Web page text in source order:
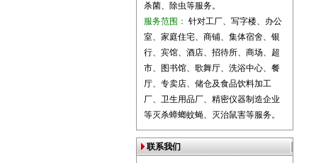
杀菌、除虫等服务。
服务范围： 针对工厂、写字楼、办公
室、家庭住宅、商铺、集体宿舍、银
行、宾馆、酒店、招待所、商场、超
市、图书馆、歌舞厅、洗浴中心、餐
厅、专卖店、储仓及食品饮料加工
厂、卫生用品厂、精密仪器制造企业
等灭杀蟑螂蚊蝇、灭治鼠害等服务。
联系我们